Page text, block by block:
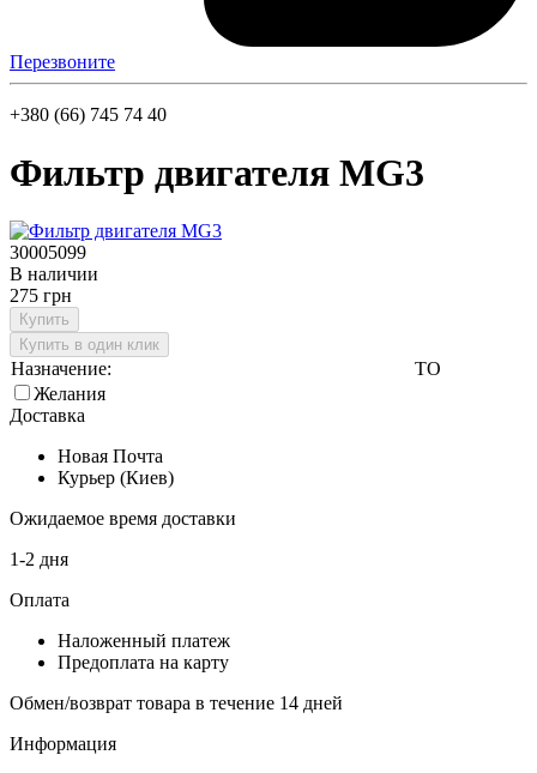
Перезвоните
+380 (66) 745 74 40
Фильтр двигателя MG3
30005099
В наличии
275 грн
Купить
Купить в один клик
Назначение:
ТО
Желания
Доставка
Новая Почта
Курьер (Киев)
Ожидаемое время доставки
1-2 дня
Оплата
Наложенный платеж
Предоплата на карту
Обмен/возврат товара в течение 14 дней
Информация